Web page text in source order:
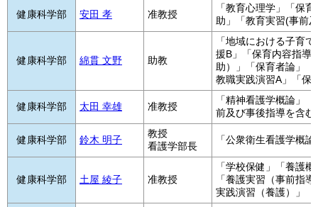
健康科学部 安田 孝 准教授
「教育心理学」「保
助」「教育実習(事前
健康科学部 綿貫 文野 助教
「地域における子育
援B」「保育内容指導
助）」「保育者論」
教職実践演習A」「保
健康科学部 太田 幸雄 准教授
「精神看護学概論」
前及び事後指導を含
健康科学部 鈴木 明子
教授
看護学部長
「公衆衛生看護学概
健康科学部 土屋 綾子 准教授
「学校保健」「養護
「養護実習（事前指
実践演習（養護）」